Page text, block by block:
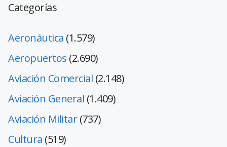
Categorías
Aeronáutica (1.579)
Aeropuertos (2.690)
Aviación Comercial (2.148)
Aviación General (1.409)
Aviación Militar(737)
Cultura (519)